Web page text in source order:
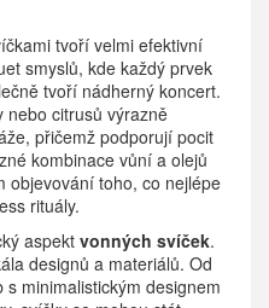
tvoří velmi efektivní
smyslů, kde každý prvek
tvoří nádherný koncert.
nebo citrusů výrazně
přičemž podporují pocit
kombinace vůní a olejů
objevování toho, co nejlépe
rituály.
aspekt vonných svíček.
designů a materiálů. Od
minimalistickým designem